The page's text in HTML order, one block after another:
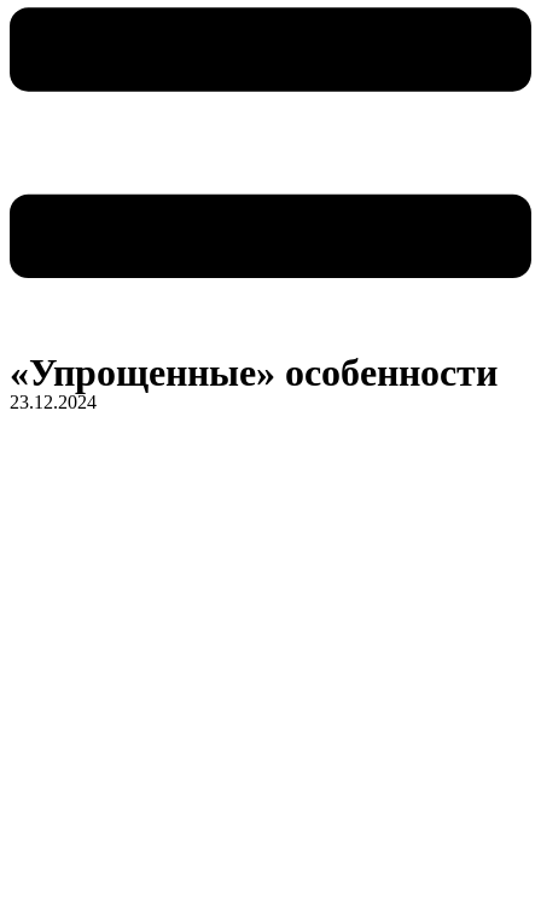
«Упрощенные» особенности
23.12.2024